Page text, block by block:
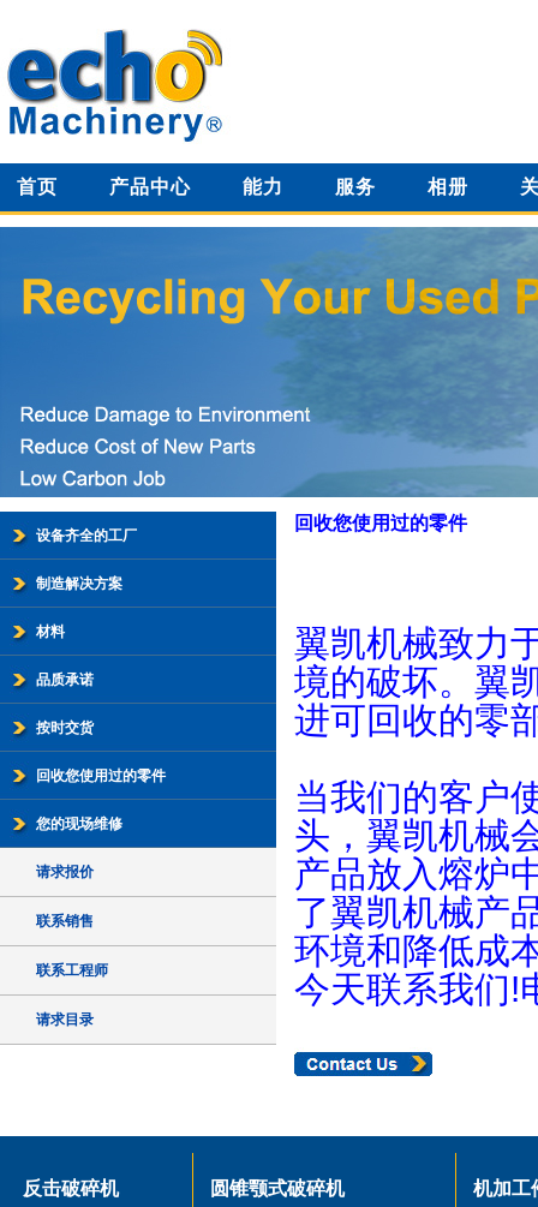
首页 产品中心 能力 服务 相册
设备齐全的工厂
制造解决方案
材料
品质承诺
按时交货
回收您使用过的零件
您的现场维修
请求报价
联系销售
联系工程师
请求目录
回收您使用过的零件
翼凯机械致力
境的破坏。翼
进可回收的零
当我们的客户
头，翼凯机械
产品放入熔炉
了翼凯机械产
环境和降低成
今天联系我们!
反击破碎机 圆锥颚式破碎机
机加工